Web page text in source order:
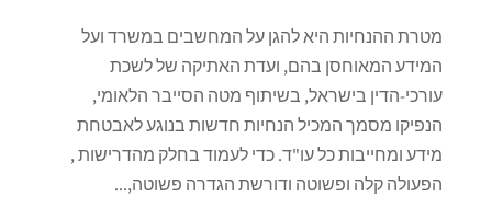
מטרת ההנחיות היא להגן על המחשבים במשרד ועל
המידע המאוחסן בהם, ועדת האתיקה של לשכת
עורכי-הדין בישראל, בשיתוף מטה הסייבר הלאומי,
הנפיקו מסמך המכיל הנחיות חדשות בנוגע לאבטחת
מידע ומחייבות כל עו"ד. כדי לעמוד בחלק מהדרישות ,
הפעולה קלה ופשוטה ודורשת הגדרה פשוטה,...